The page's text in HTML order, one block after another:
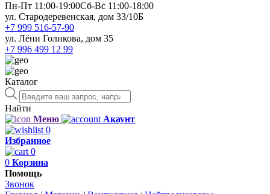
Пн-Пт 11:00-19:00Cб-Вс 11:00-18:00
ул. Стародеревенская, дом 33/10Б
+7 999 516-57-90
ул. Лёни Голикова, дом 35
+7 996 499 12 99
Каталог
Поиск
товаров
Найти
Меню
Акаунт
0
Избранное
0
0 Корзина
Помощь
Звонок